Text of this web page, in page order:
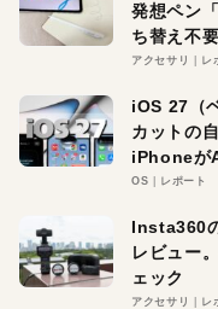
発想ペン
ち替え不
アクセサリ レ
iOS 27（
カットの
iPhoneが
OS レポート
Insta360
レビュー
ェック
アクセサリ レ